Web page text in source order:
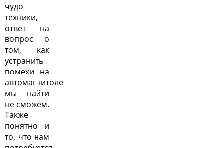
чудо
техники,
ответ на
вопрос о
том, как
устранить
помехи на
автомагнитоле
мы найти
не сможем.
Также
понятно и
то, что нам